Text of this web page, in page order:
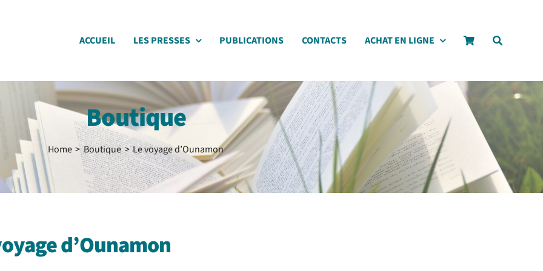
ACCUEIL LES PRESSES PUBLICATIONS CONTACTS ACHAT EN LIGNE
Boutique
Home Boutique Le voyage d’Ounamon
d’Ounamon